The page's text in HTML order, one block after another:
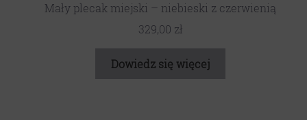
Mały plecak miejski – niebieski z czerwienią
329,00 zł
Dowiedz się więcej